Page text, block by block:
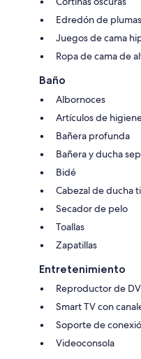
Edredón de plumas
Juegos de cama
Ropa de cama de
Baño
Albornoces
Artículos de
Bañera profunda
Bañera y ducha
Bidé
Cabezal de ducha
Secador de pelo
Toallas
Zapatillas
Entretenimiento
Reproductor de
Smart TV con
Soporte de
Videoconsola